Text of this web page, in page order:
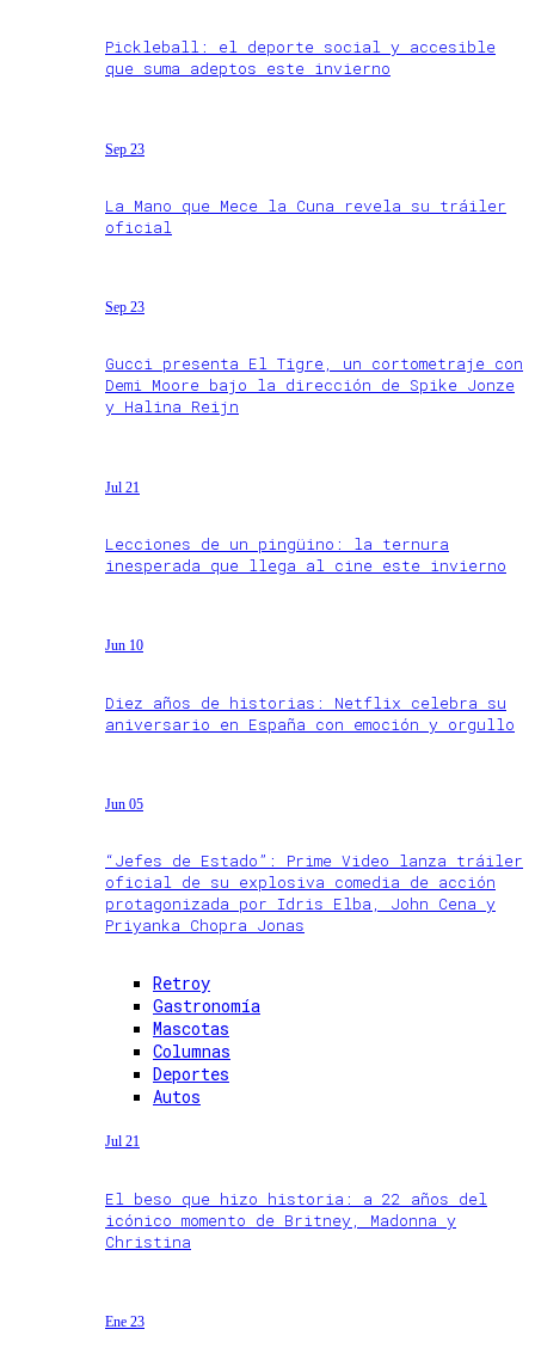
Pickleball: el deporte social y accesible
que suma adeptos este invierno
Sep 23
La Mano que Mece la Cuna revela su tráiler
oficial
Sep 23
Gucci presenta El Tigre, un cortometraje con
Demi Moore bajo la dirección de Spike Jonze
y Halina Reijn
Jul 21
Lecciones de un pingüino: la ternura
inesperada que llega al cine este invierno
Jun 10
Diez años de historias: Netflix celebra su
aniversario en España con emoción y orgullo
Jun 05
“Jefes de Estado”: Prime Video lanza tráiler
oficial de su explosiva comedia de acción
protagonizada por Idris Elba, John Cena y
Priyanka Chopra Jonas
Retroy
Gastronomía
Mascotas
Columnas
Deportes
Autos
Jul 21
El beso que hizo historia: a 22 años del
icónico momento de Britney, Madonna y
Christina
Ene 23